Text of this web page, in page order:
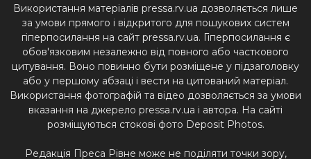
Використання матеріалів pressa.rv.ua дозволяється лише
за умови прямого і відкритого для пошукових систем
гіперпосилання на сайт pressa.rv.ua. Гіперпосилання є
обов'язковим незалежно від повного або часткового
цитування. Воно повинно бути розміщене у підзаголовку
або у першому абзаці і вести на цитований матеріал.
Використання фотографій та відео дозволяється за умови
вказання на джерело pressa.rv.ua і автора. На сайті
розміщуються стокові фото Deposit Photos.
Редакція Преса Рівне може не поділяти точки зору,